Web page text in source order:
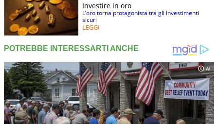
Investire in oro
L’oro torna protagonista tra gli investimenti
sicuri
LEGGI